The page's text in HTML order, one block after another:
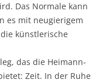
Das Normale kann
es mit neugierigem
künstlerische
das die Heimann-
Zeit. In der Ruhe